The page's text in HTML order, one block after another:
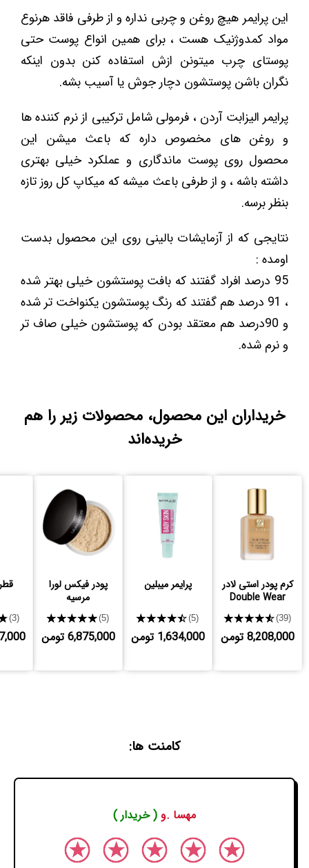
این پرایمر هیچ روغن و چربی نداره و از طرفی فاقد هرنوع
مواد کمدوژنیک هست ، برای همین انواع پوست حتی
پوستای چرب میتونن ازش استفاده کنن بدون اینکه
نگران باشن پوستشون دچار جوش یا آسیب بشه.
پرایمر الیزابت آردن ، فرمولی شامل ترکیبی از نرم کننده ها
و روغن های مخصوص داره که باعث میشن این
محصول روی پوست ماندگاری و عملکرد خیلی بهتری
داشته باشه ، و از طرفی باعث میشه که میکاپ کل روز تازه
بنظر برسه.
نتایجی که از آزمایشات بالینی روی این محصول بدست
اومده :
95 درصد افراد گفتند که بافت پوستشون خیلی بهتر شده
، 91 درصد هم گفتند که رنگ پوستشون یکنواخت تر شده
و 90درصد هم معتقد بودن که پوستشون خیلی صاف تر
و نرم شده.
خریداران این محصول، محصولات زیر را هم
خریده‌اند
کرم پودر استی لادر
Double Wear
★★★★★(39)
8,208,000 تومن
پرایمر میبلین
★★★★★(5)
1,634,000 تومن
پودر فیکس لورا
مرسیه
★★★★★(5)
6,875,000 تومن
(3)
کامنت ها:
مهسا .و ( خریدار )